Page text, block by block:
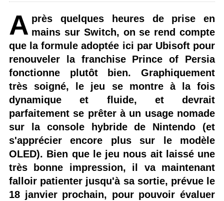
A près quelques heures de prise en
mains sur Switch, on se rend compte
que la formule adoptée ici par Ubisoft pour
renouveler la franchise Prince of Persia
fonctionne plutôt bien. Graphiquement
très soigné, le jeu se montre à la fois
dynamique et fluide, et devrait
parfaitement se prêter à un usage nomade
sur la console hybride de Nintendo (et
s'apprécier encore plus sur le modèle
OLED). Bien que le jeu nous ait laissé une
très bonne impression, il va maintenant
falloir patienter jusqu'à sa sortie, prévue le
18 janvier prochain, pour pouvoir évaluer